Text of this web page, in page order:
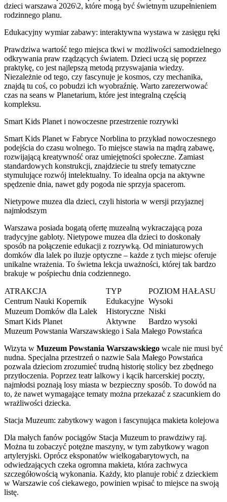
dzieci warszawa 2026\2, które mogą być świetnym uzupełnieniem
rodzinnego planu.
Edukacyjny wymiar zabawy: interaktywna wystawa w zasięgu ręki
Prawdziwa wartość tego miejsca tkwi w możliwości samodzielnego
odkrywania praw rządzących światem. Dzieci uczą się poprzez
praktykę, co jest najlepszą metodą przyswajania wiedzy.
Niezależnie od tego, czy fascynuje je kosmos, czy mechanika,
znajdą tu coś, co pobudzi ich wyobraźnię. Warto zarezerwować
czas na seans w Planetarium, które jest integralną częścią
kompleksu.
Smart Kids Planet i nowoczesne przestrzenie rozrywki
Smart Kids Planet w Fabryce Norblina to przykład nowoczesnego
podejścia do czasu wolnego. To miejsce stawia na mądrą zabawę,
rozwijającą kreatywność oraz umiejętności społeczne. Zamiast
standardowych konstrukcji, znajdziecie tu strefy tematyczne
stymulujące rozwój intelektualny. To idealna opcja na aktywne
spędzenie dnia, nawet gdy pogoda nie sprzyja spacerom.
Nietypowe muzea dla dzieci, czyli historia w wersji przyjaznej
najmłodszym
Warszawa posiada bogatą ofertę muzealną wykraczającą poza
tradycyjne gabloty. Nietypowe muzea dla dzieci to doskonały
sposób na połączenie edukacji z rozrywką. Od miniaturowych
domków dla lalek po iluzje optyczne – każde z tych miejsc oferuje
unikalne wrażenia. To świetna lekcja uważności, której tak bardzo
brakuje w pośpiechu dnia codziennego.
ATRAKCJA TYP
POZIOM HAŁASU
Centrum Nauki Kopernik
Edukacyjne Wysoki
Muzeum Domków dla Lalek
Historyczne Niski
Smart Kids Planet
Aktywne
Bardzo wysoki
Muzeum Powstania Warszawskiego i Sala Małego Powstańca
Wizyta w Muzeum Powstania Warszawskiego wcale nie musi być
nudna. Specjalna przestrzeń o nazwie Sala Małego Powstańca
pozwala dzieciom zrozumieć trudną historię stolicy bez zbędnego
przytłoczenia. Poprzez teatr lalkowy i kącik harcerskiej poczty,
najmłodsi poznają losy miasta w bezpieczny sposób. To dowód na
to, że nawet wymagające tematy można przekazać z szacunkiem do
wrażliwości dziecka.
Stacja Muzeum: zabytkowy wagon i fascynująca makieta kolejowa
Dla małych fanów pociągów Stacja Muzeum to prawdziwy raj.
Można tu zobaczyć potężne maszyny, w tym zabytkowy wagon
artyleryjski. Oprócz eksponatów wielkogabarytowych, na
odwiedzających czeka ogromna makieta, która zachwyca
szczegółowością wykonania. Każdy, kto planuje robić z dzieckiem
w Warszawie coś ciekawego, powinien wpisać to miejsce na swoją
listę.